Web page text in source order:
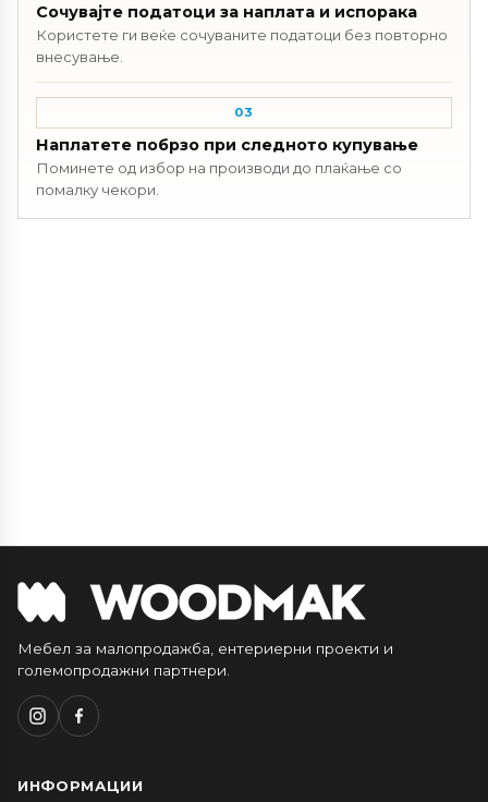
Сочувајте податоци за наплата и испорака
Користете ги веќе сочуваните податоци без повторно
внесување.
03
Наплатете побрзо при следното купување
Поминете од избор на производи до плаќање со
помалку чекори.
Мебел за малопродажба, ентериерни проекти и
големопродажни партнери.
ИНФОРМАЦИИ